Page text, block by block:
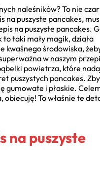
naleśników? To nie
na puszyste pancakes,
na puszyste pancakes.
to taki mały magik, działa
kwaśnego środowiska,
w naszym
powietrza, które
puszystych pancakes.
gumowate i płaskie.
obiecuję! To właśnie te
na puszyste